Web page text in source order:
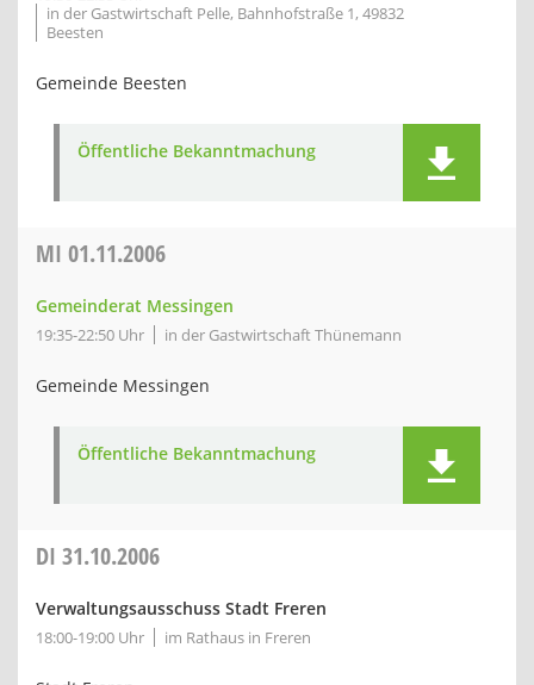
in der Gastwirtschaft Pelle, Bahnhofstraße 1, 49832
Beesten
Gemeinde Beesten
Öffentliche Bekanntmachung
MI 01.11.2006
Gemeinderat Messingen
19:35-22:50 Uhr in der Gastwirtschaft Thünemann
Gemeinde Messingen
Öffentliche Bekanntmachung
DI 31.10.2006
Verwaltungsausschuss Stadt Freren
18:00-19:00 Uhr im Rathaus in Freren